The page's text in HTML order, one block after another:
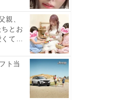
親、
とお
て平
ト当